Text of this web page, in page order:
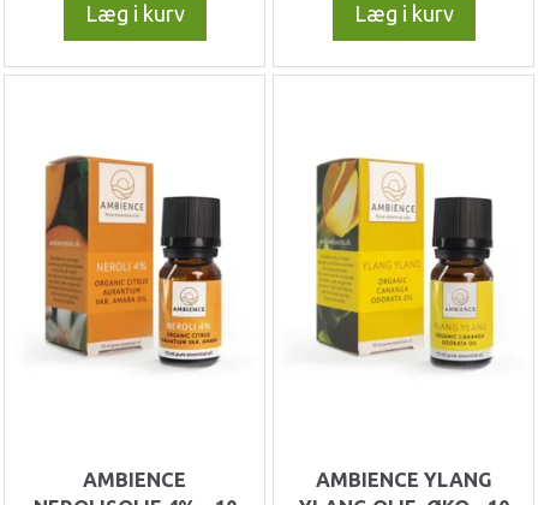
Læg i kurv Læg i kurv
AMBIENCE
AMBIENCE YLANG